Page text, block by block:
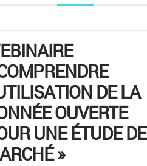
DE LA
OUVERTE
UNE ÉTUDE DE
»